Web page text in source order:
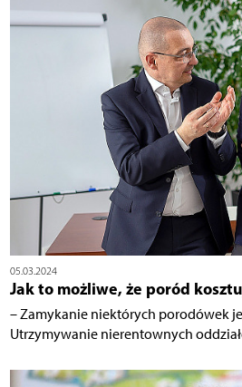
05.03.2024
Jak to możliwe, że poród
– Zamykanie niektórych porodówek
Utrzymywanie nierentownych